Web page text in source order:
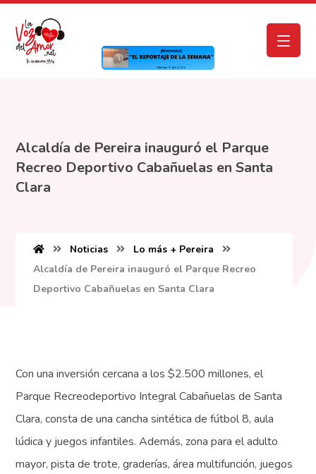
Alcaldía de Pereira inauguró el Parque
Recreo Deportivo Cabañuelas en Santa
Clara
Noticias
Lo más + Pereira
Alcaldía de Pereira inauguró el Parque Recreo
Deportivo Cabañuelas en Santa Clara
Con una inversión cercana a los $2.500 millones, el
Parque Recreodeportivo Integral Cabañuelas de Santa
Clara, consta de una cancha sintética de fútbol 8, aula
lúdica y juegos infantiles. Además, zona para el adulto
mayor, pista de trote, graderías, área multifunción, juegos